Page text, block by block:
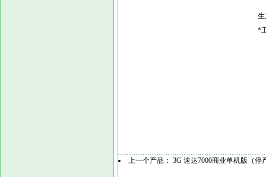
*
上一个产品： 3G 速达7000商业单机版（停